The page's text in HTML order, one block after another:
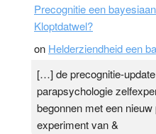
Precognitie een
Kloptdatwel?
on Helderziendheid een
[…] de precognitie-
parapsychologie
begonnen met een
experiment van &